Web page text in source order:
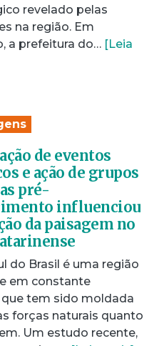
revelado pelas
na região. Em
a prefeitura do… [Leia
de eventos
e ação de grupos
pré-
influenciou
da paisagem no
do Brasil é uma região
em constante
que tem sido moldada
forças naturais quanto
Um estudo recente,